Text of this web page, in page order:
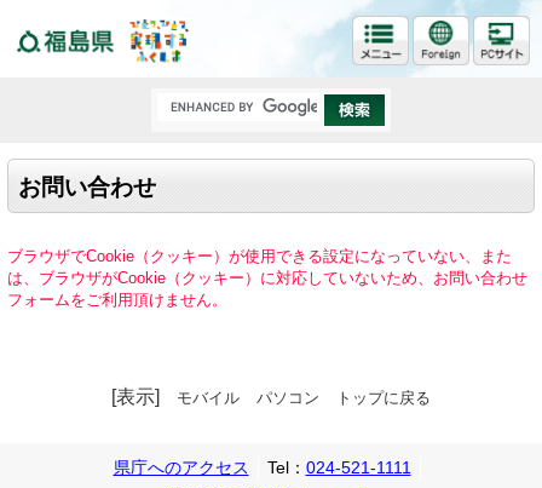
お問い合わせ
ブラウザでCookie（クッキー）が使用できる設定になっていない、また
は、ブラウザがCookie（クッキー）に対応していないため、お問い合わせ
フォームをご利用頂けません。
[表示] モバイル パソコン トップに戻る
県庁へのアクセス Tel： 024-521-1111